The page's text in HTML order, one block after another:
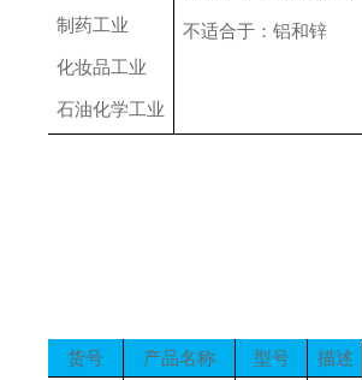
制药工业
化妆品工业
石油化学工业
不适合于：铝和锌
货号 产品名称 型号
描述